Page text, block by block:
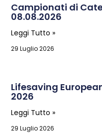
Campionati di
08.08.2026
Leggi Tutto »
29 Luglio 2026
Lifesaving
2026
Leggi Tutto »
29 Luglio 2026